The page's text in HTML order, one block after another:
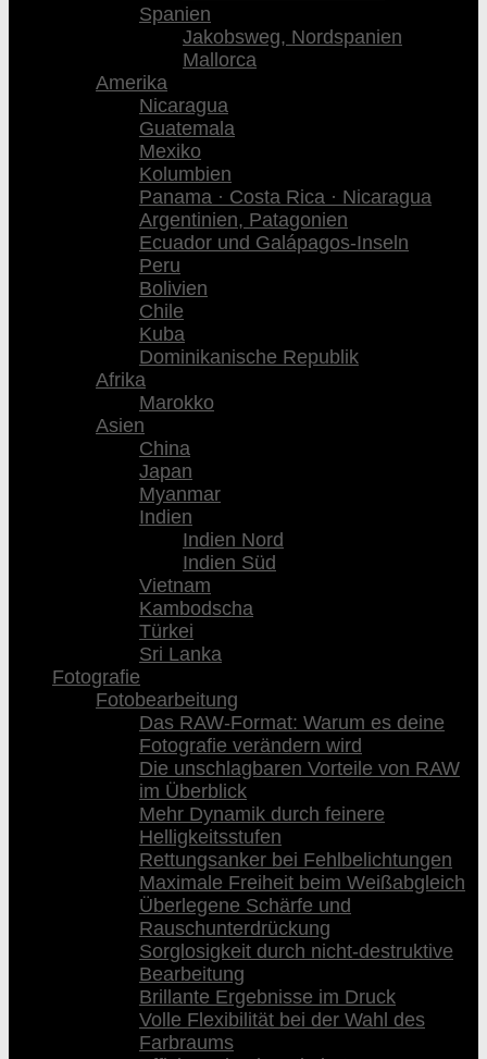
Spanien
Jakobsweg, Nordspanien
Mallorca
Amerika
Nicaragua
Guatemala
Mexiko
Kolumbien
Panama · Costa Rica · Nicaragua
Argentinien, Patagonien
Ecuador und Galápagos-Inseln
Peru
Bolivien
Chile
Kuba
Dominikanische Republik
Afrika
Marokko
Asien
China
Japan
Myanmar
Indien
Indien Nord
Indien Süd
Vietnam
Kambodscha
Türkei
Sri Lanka
Fotografie
Fotobearbeitung
Das RAW-Format: Warum es deine
Fotografie verändern wird
Die unschlagbaren Vorteile von RAW
im Überblick
Mehr Dynamik durch feinere
Helligkeitsstufen
Rettungsanker bei Fehlbelichtungen
Maximale Freiheit beim Weißabgleich
Überlegene Schärfe und
Rauschunterdrückung
Sorglosigkeit durch nicht-destruktive
Bearbeitung
Brillante Ergebnisse im Druck
Volle Flexibilität bei der Wahl des
Farbraums